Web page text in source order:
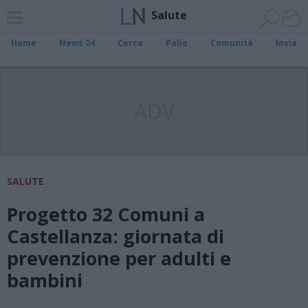
Salute
Home News 24 Cerca Palio Comunità Invia
SALUTE
Progetto 32 Comuni a
Castellanza: giornata di
prevenzione per adulti e
bambini